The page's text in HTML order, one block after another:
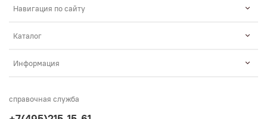
Навигация по сайту
Каталог
Информация
справочная служба